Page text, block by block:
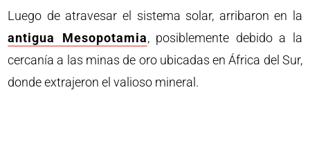
Luego de atravesar el sistema solar, arribaron en la
antigua Mesopotamia, posiblemente debido a la
cercanía a las minas de oro ubicadas en África del Sur,
donde extrajeron el valioso mineral.